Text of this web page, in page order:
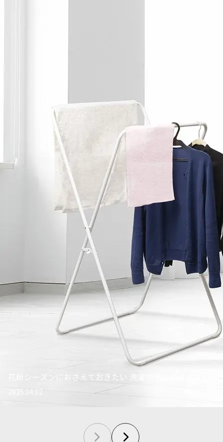
花粉シーズンにおさえておきたい 洗濯物干しのポイント
2025.04.02